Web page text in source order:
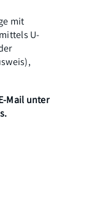
mit
U-
Mail unter